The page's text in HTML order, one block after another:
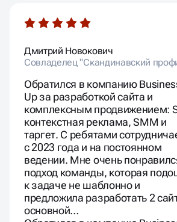
Дмитрий Новокович
Совладелец "Скандинавский
Обратился в компанию
Up за разработкой сайта и
комплексным продвижением:
контекстная реклама, SMM и
таргет. С ребятами
с 2023 года и на постоянном
ведении. Мне очень
подход команды, которая
к задаче не шаблонно и
предложила разработать 2
основной…